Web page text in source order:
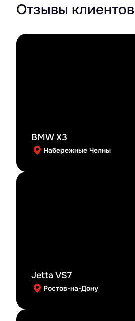
Отзывы клиентов
BMW X3
Набережные Челны
Jetta VS7
Ростов-на-Дону